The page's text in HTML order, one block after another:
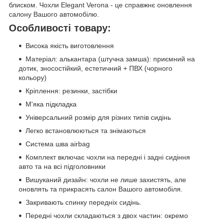
блиском. Чохли Elegant Verona - це справжнє оновлення
салону Вашого автомобілю.
Особливості товару:
Висока якість виготовлення
Матеріал: алькантара (штучна замша): приємний на
дотик, зносостійкий, естетичний + ПВХ (чорного
кольору)
Кріплення: резинки, застібки
М'яка підкладка
Універсальний розмір для різних типів сидінь
Легко встановлюються та знімаються
Система шва airbag
Комплект включає чохли на передні і задні сидіння
авто та на всі підголовники
Вишуканий дизайн: чохли не лише захистять, але
оновлять та прикрасять салон Вашого автомобіля.
Закривають спинку передніх сидінь.
Передні чохли складаються з двох частин: окремо